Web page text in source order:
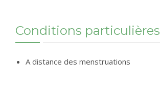
Conditions particulières
A distance des menstruations